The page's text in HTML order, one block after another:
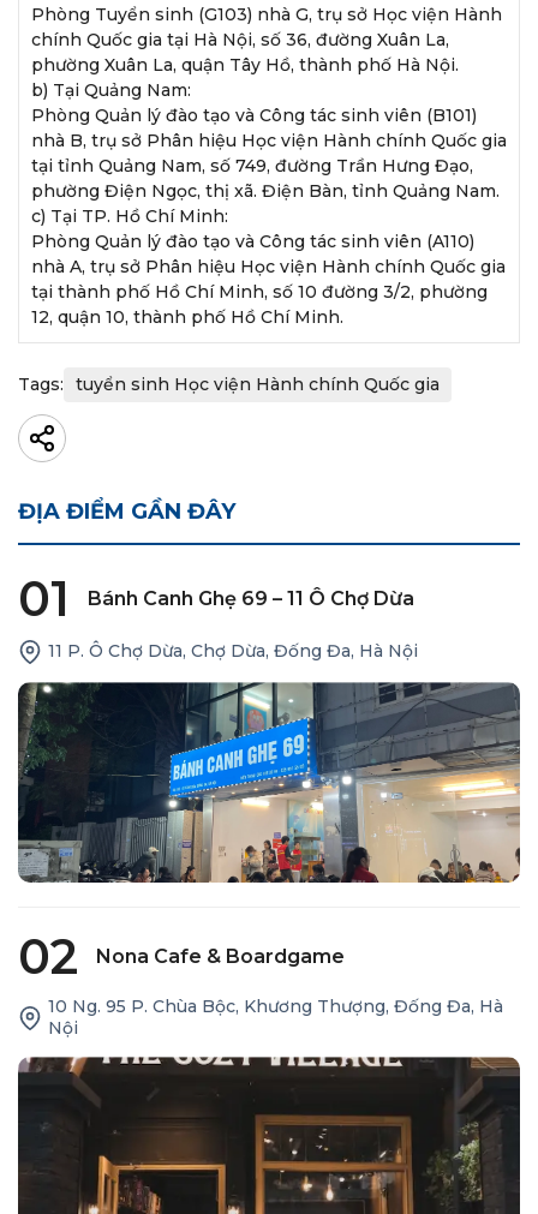
Phòng Tuyển sinh (G103) nhà G, trụ sở Học viện Hành
chính Quốc gia tại Hà Nội, số 36, đường Xuân La,
phường Xuân La, quận Tây Hồ, thành phố Hà Nội.
b) Tại Quảng Nam:
Phòng Quản lý đào tạo và Công tác sinh viên (B101)
nhà B, trụ sở Phân hiệu Học viện Hành chính Quốc gia
tại tỉnh Quảng Nam, số 749, đường Trần Hưng Đạo,
phường Điện Ngọc, thị xã. Điện Bàn, tỉnh Quảng Nam.
c) Tại TP. Hồ Chí Minh:
Phòng Quản lý đào tạo và Công tác sinh viên (A110)
nhà A, trụ sở Phân hiệu Học viện Hành chính Quốc gia
tại thành phố Hồ Chí Minh, số 10 đường 3/2, phường
12, quận 10, thành phố Hồ Chí Minh.
Tags: tuyển sinh Học viện Hành chính Quốc gia
ĐỊA ĐIỂM GẦN ĐÂY
01 Bánh Canh Ghẹ 69 – 11 Ô Chợ Dừa
11 P. Ô Chợ Dừa, Chợ Dừa, Đống Đa, Hà Nội
02 Nona Cafe & Boardgame
10 Ng. 95 P. Chùa Bộc, Khương Thượng, Đống Đa, Hà
Nội